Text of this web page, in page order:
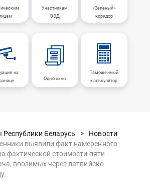
Участникам
ВЭД
«Зеленый»
коридор
на
Одно окно
Таможенный
калькулятор
Беларусь >
Новости
выявили факт намеренного
фактической стоимости пяти
ввозимых через латвийско-